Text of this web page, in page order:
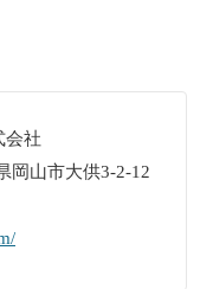
会社
岡山市大供3-2-12